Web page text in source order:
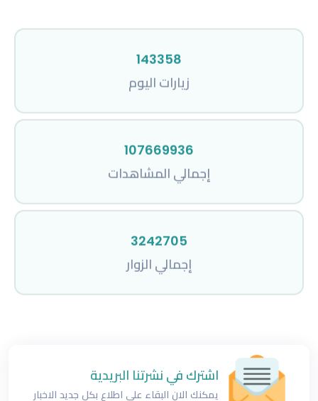
زيارات اليوم
إجمالي المشاهدات
إجمالي الزوار
يمكنك الان البقاء علي اطلاع بكل جديد الاخبار